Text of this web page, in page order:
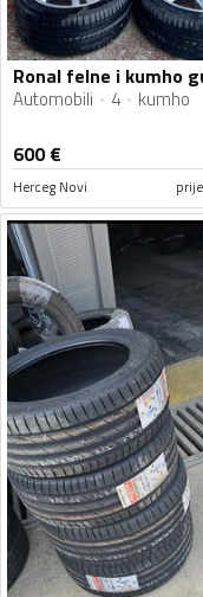
Ronal felne i kumho
Automobili 4 kumho
600€
Herceg Novi